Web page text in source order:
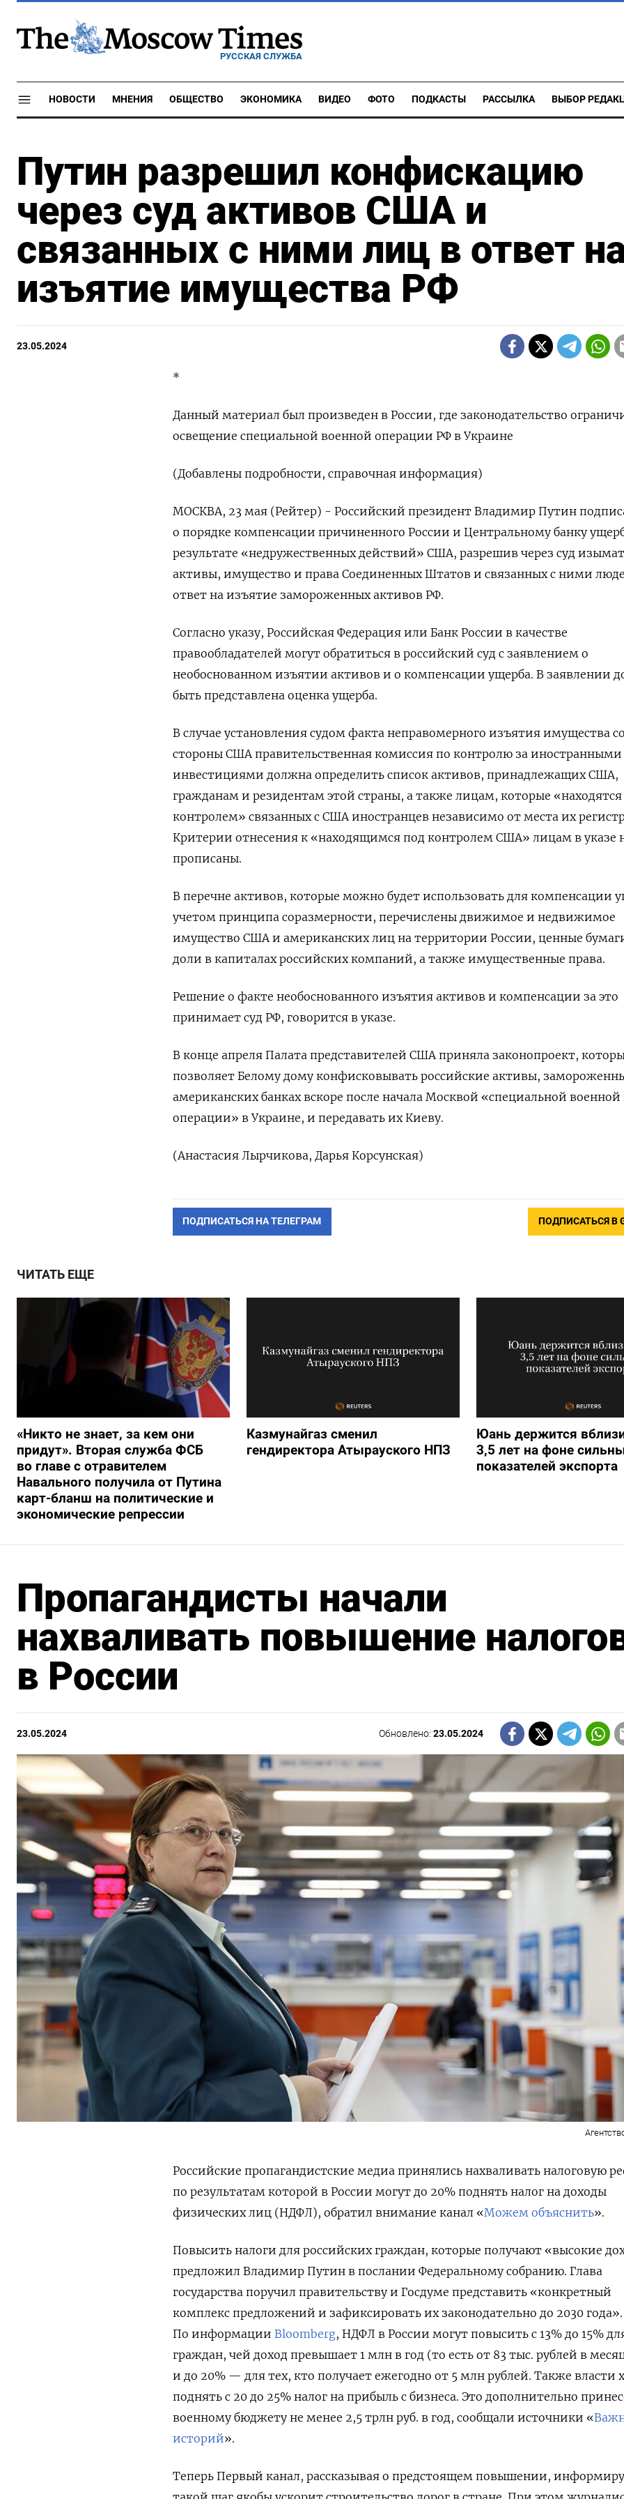
РУССКАЯ СЛУЖБА
НОВОСТИ МНЕНИЯ ОБЩЕСТВО ЭКОНОМИКА ВИДЕО ФОТО ПОДКАСТЫ РАССЫЛКА ВЫБОР
Путин разрешил конфискацию
через суд активов США и
связанных с ними лиц в ответ
изъятие имущества РФ
23.05.2024
*
Данный материал был произведен в России, где законодательство
освещение специальной военной операции РФ в Украине
(Добавлены подробности, справочная информация)
МОСКВА, 23 мая (Рейтер) - Российский президент Владимир Путин
о порядке компенсации причиненного России и Центральному банку
результате «недружественных действий» США, разрешив через суд
активы, имущество и права Соединенных Штатов и связанных с ними
ответ на изъятие замороженных активов РФ.
Согласно указу, Российская Федерация или Банк России в качестве
правообладателей могут обратиться в российский суд с заявлением о
необоснованном изъятии активов и о компенсации ущерба. В заявлении
быть представлена оценка ущерба.
В случае установления судом факта неправомерного изъятия имущества
стороны США правительственная комиссия по контролю за иностранными
инвестициями должна определить список активов, принадлежащих США,
гражданам и резидентам этой страны, а также лицам, которые
контролем» связанных с США иностранцев независимо от места их
Критерии отнесения к «находящимся под контролем США» лицам в указе
прописаны.
В перечне активов, которые можно будет использовать для компенсации
учетом принципа соразмерности, перечислены движимое и недвижимое
имущество США и американских лиц на территории России, ценные
доли в капиталах российских компаний, а также имущественные права.
Решение о факте необоснованного изъятия активов и компенсации за это
принимает суд РФ, говорится в указе.
В конце апреля Палата представителей США приняла законопроект,
позволяет Белому дому конфисковывать российские активы,
американских банках вскоре после начала Москвой «специальной военной
операции» в Украине, и передавать их Киеву.
(Анастасия Лырчикова, Дарья Корсунская)
ПОДПИСАТЬСЯ НА ТЕЛЕГРАМ ПОДПИСАТЬСЯ В
ЧИТАТЬ ЕЩЕ
«Никто не знает, за кем они
придут». Вторая служба ФСБ
во главе с отравителем
Навального получила от Путина
карт-бланш на политические и
экономические репрессии
Казмунайгаз сменил
гендиректора Атырауского НПЗ
Юань держится
3,5 лет на фоне
показателей экспорта
Пропагандисты начали
нахваливать повышение
в России
23.05.2024 Обновлено:23.05.2024
Российские пропагандистские медиа принялись нахваливать налоговую
по результатам которой в России могут до 20% поднять налог на доходы
физических лиц (НДФЛ), обратил внимание канал «Можем объяснить».
Повысить налоги для российских граждан, которые получают «высокие
предложил Владимир Путин в послании Федеральному собранию. Глава
государства поручил правительству и Госдуме представить «конкретный
комплекс предложений и зафиксировать их законодательно до 2030 года».
По информации Bloomberg, НДФЛ в России могут повысить с 13% до 15%
граждан, чей доход превышает 1 млн в год (то есть от 83 тыс. рублей в
и до 20% — для тех, кто получает ежегодно от 5 млн рублей. Также власти
поднять с 20 до 25% налог на прибыль с бизнеса. Это дополнительно
военному бюджету не менее 2,5 трлн руб. в год, сообщали источники «
историй».
Теперь Первый канал, рассказывая о предстоящем повышении,